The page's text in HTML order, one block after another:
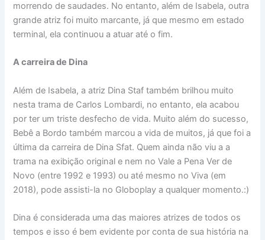
morrendo de saudades. No entanto, além de Isabela, outra
grande atriz foi muito marcante, já que mesmo em estado
terminal, ela continuou a atuar até o fim.
A carreira de Dina
Além de Isabela, a atriz Dina Staf também brilhou muito
nesta trama de Carlos Lombardi, no entanto, ela acabou
por ter um triste desfecho de vida. Muito além do sucesso,
Bebê a Bordo também marcou a vida de muitos, já que foi a
última da carreira de Dina Sfat. Quem ainda não viu a a
trama na exibição original e nem no Vale a Pena Ver de
Novo (entre 1992 e 1993) ou até mesmo no Viva (em
2018), pode assisti-la no Globoplay a qualquer momento.:)
Dina é considerada uma das maiores atrizes de todos os
tempos e isso é bem evidente por conta de sua história na